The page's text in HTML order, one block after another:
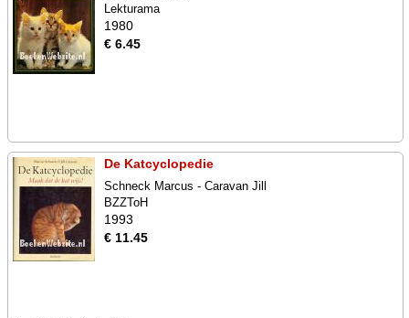
Lekturama
1980
€ 6.45
De Katcyclopedie
Schneck Marcus - Caravan Jill
BZZToH
1993
€ 11.45